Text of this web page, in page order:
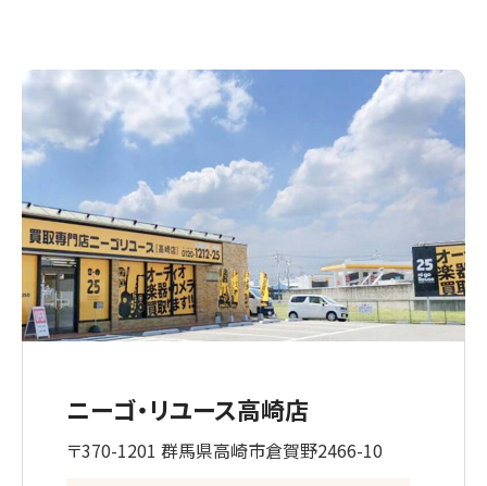
ニーゴ・リユース高崎店
〒370-1201 群馬県高崎市倉賀野2466-10